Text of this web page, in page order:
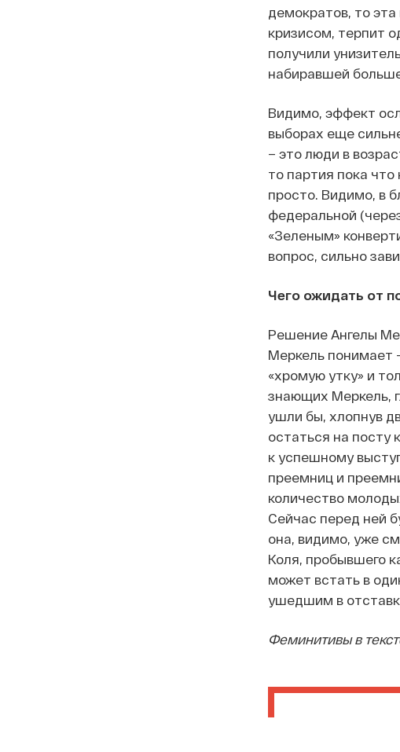
демократов, то
кризисом, терпит
получили
набиравшей
Видимо, эффект
выборах еще
– это люди в
то партия пока
просто. Видимо, в
федеральной
«Зеленым»
вопрос, сильно
Чего ожидать от
Решение Ангелы
Меркель понимает
«хромую утку» и
знающих Меркель,
ушли бы, хлопнув
остаться на посту
к успешному
преемниц и
количество
Сейчас перед ней
она, видимо, уже
Коля, пробывшего
может встать в
ушедшим в
Феминитивы в